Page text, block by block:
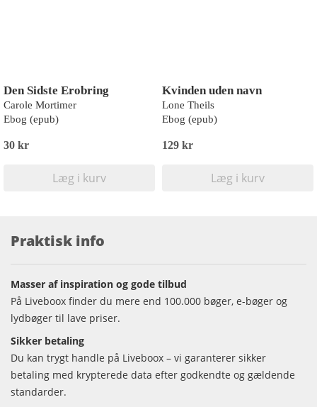
Den Sidste Erobring
Carole Mortimer
Ebog (epub)
30 kr
Læg i kurv
Kvinden uden navn
Lone Theils
Ebog (epub)
129 kr
Læg i kurv
Praktisk info
Masser af inspiration og gode tilbud
På Liveboox finder du mere end 100.000 bøger, e-bøger og
lydbøger til lave priser.
Sikker betaling
Du kan trygt handle på Liveboox – vi garanterer sikker
betaling med krypterede data efter godkendte og gældende
standarder.